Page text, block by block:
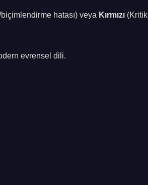
biçimlendirme hatası) veya Kırmızı (Kritik
evrensel dili.